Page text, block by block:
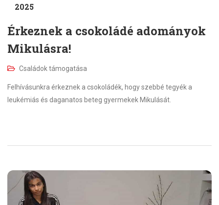
2025
Érkeznek a csokoládé adományok
Mikulásra!
Családok támogatása
Felhívásunkra érkeznek a csokoládék, hogy szebbé tegyék a
leukémiás és daganatos beteg gyermekek Mikulását.